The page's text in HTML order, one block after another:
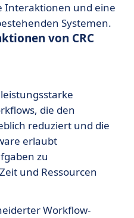
Interaktionen und eine
Systemen.
von CRC
die den
reduziert und die
erlaubt
zu
und Ressourcen
Workflow-